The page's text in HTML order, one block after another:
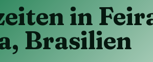
in
Brasilien